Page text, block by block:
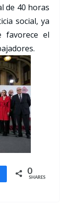
de 40 horas
social, ya
el
Share 0
SHARES